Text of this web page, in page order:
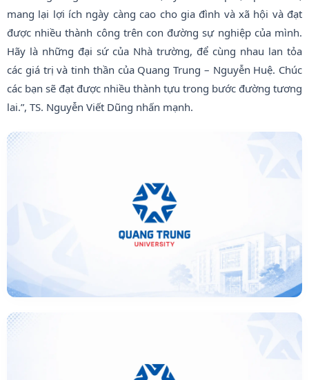
mang lại lợi ích ngày càng cao cho gia đình và xã hội và đạt
được nhiều thành công trên con đường sự nghiệp của mình.
Hãy là những đại sứ của Nhà trường, để cùng nhau lan tỏa
các giá trị và tinh thần của Quang Trung – Nguyễn Huệ. Chúc
các bạn sẽ đạt được nhiều thành tựu trong bước đường tương
lai.”, TS. Nguyễn Viết Dũng nhấn mạnh.